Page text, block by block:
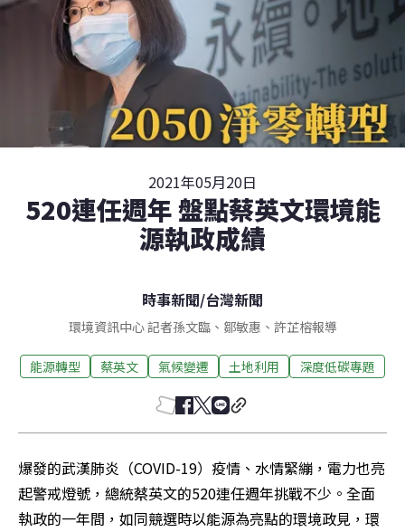
2021年05月20日
520連任週年 盤點蔡英文環境能
源執政成績
時事新聞/台灣新聞
環境資訊中心 記者孫文臨、鄒敏惠、許芷榕報導
能源轉型 蔡英文 氣候變遷 土地利用 深度低碳專題
爆發的武漢肺炎（COVID-19）疫情、水情緊繃，電力也亮
起警戒燈號，總統蔡英文的520連任週年挑戰不少。全面
執政的一年間，如同競選時以能源為亮點的環境政見，環